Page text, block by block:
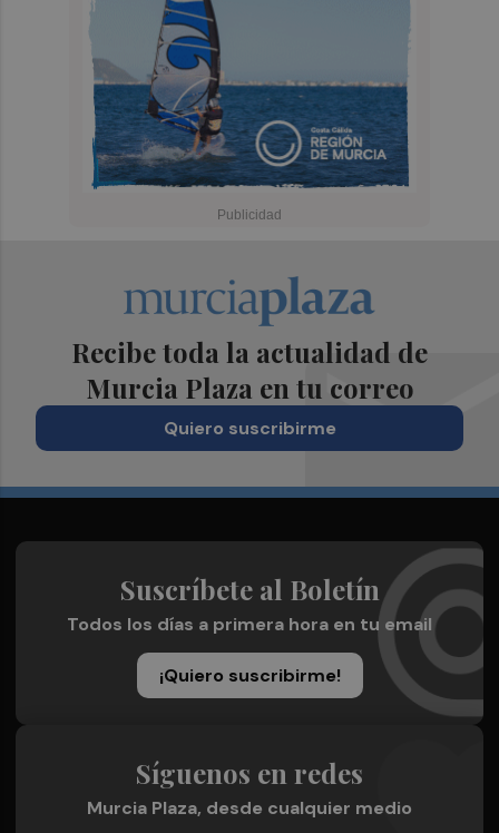
Recibe toda la actualidad de
Murcia Plaza en tu correo
Quiero suscribirme
Suscríbete al Boletín
Todos los días a primera hora en tu email
¡Quiero suscribirme!
Síguenos en redes
Murcia Plaza, desde cualquier medio